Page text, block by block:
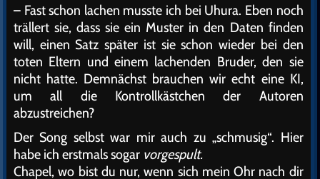
– Fast schon lachen musste ich bei Uhura. Eben noch
trällert sie, dass sie ein Muster in den Daten finden
will, einen Satz später ist sie schon wieder bei den
toten Eltern und einem lachenden Bruder, den sie
nicht hatte. Demnächst brauchen wir echt eine KI,
um all die Kontrollkästchen der Autoren
abzustreichen?
Der Song selbst war mir auch zu „schmusig“. Hier
habe ich erstmals sogar vorgespult.
Chapel, wo bist du nur, wenn sich mein Ohr nach dir